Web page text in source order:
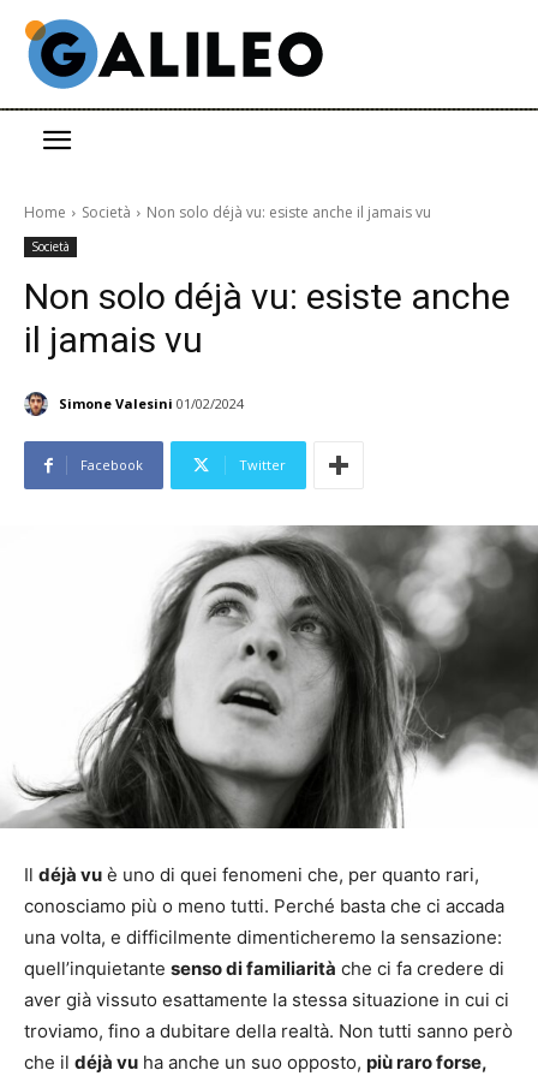
Home Società Non solo déjà vu: esiste anche il jamais vu
Società
Non solo déjà vu: esiste anche
il jamais vu
Simone Valesini 01/02/2024
Facebook Twitter
Il déjà vu è uno di quei fenomeni che, per quanto rari,
conosciamo più o meno tutti. Perché basta che ci accada
una volta, e difficilmente dimenticheremo la sensazione:
quell’inquietante senso di familiarità che ci fa credere di
aver già vissuto esattamente la stessa situazione in cui ci
troviamo, fino a dubitare della realtà. Non tutti sanno però
che il déjà vu ha anche un suo opposto, più raro forse,